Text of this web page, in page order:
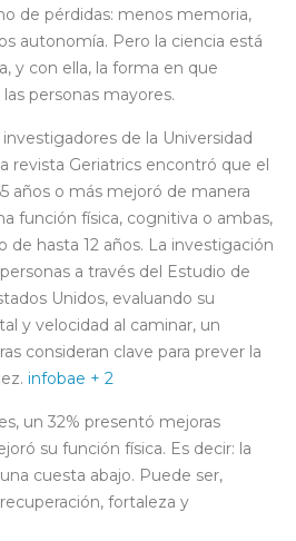
de pérdidas: menos memoria,
autonomía. Pero la ciencia está
y con ella, la forma en que
personas mayores.
de la Universidad
revista Geriatrics encontró que el
años o más mejoró de manera
función física, cognitiva o ambas,
hasta 12 años. La investigación
a través del Estudio de
Unidos, evaluando su
y velocidad al caminar, un
consideran clave para prever la
infobae + 2
un 32% presentó mejoras
su función física. Es decir: la
cuesta abajo. Puede ser,
fortaleza y